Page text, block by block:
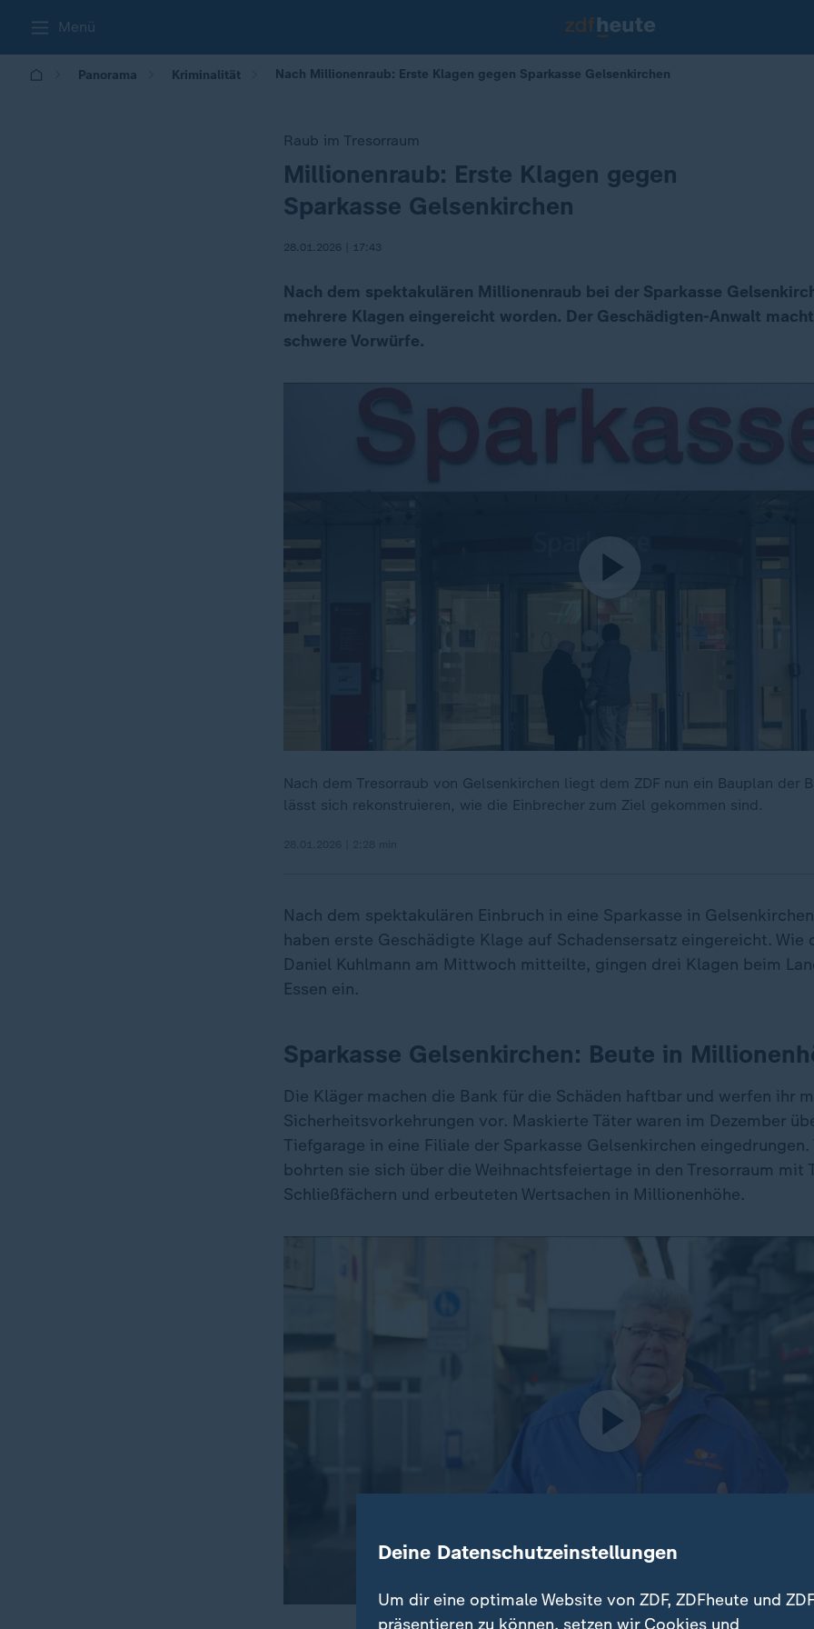
Menü
Panorama Kriminalität Nach Millionenraub: Erste Klagen gegen Sparkasse Gelsenkirchen
Raub im Tresorraum
:Millionenraub: Erste Klagen gegen
Sparkasse Gelsenkirchen
28.01.2026 | 17:43
Nach dem spektakulären Millionenraub bei der Sparkasse
mehrere Klagen eingereicht worden. Der Geschädigten-Anwalt
schwere Vorwürfe.
Nach dem Tresorraub von Gelsenkirchen liegt dem ZDF nun ein Bauplan der
lässt sich rekonstruieren, wie die Einbrecher zum Ziel gekommen sind.
Nach dem spektakulären Einbruch in eine Sparkasse in
haben erste Geschädigte Klage auf Schadensersatz eingereicht. Wie
Daniel Kuhlmann am Mittwoch mitteilte, gingen drei Klagen beim
Essen ein.
Sparkasse Gelsenkirchen: Beute in
Die Kläger machen die Bank für die Schäden haftbar und werfen ihr
Sicherheitsvorkehrungen vor. Maskierte Täter waren im Dezember
Tiefgarage in eine Filiale der Sparkasse Gelsenkirchen
bohrten sie sich über die Weihnachtsfeiertage in den Tresorraum mit
Schließfächern und erbeuteten Wertsachen in Millionenhöhe.
Deine Datenschutzeinstellungen
Um dir eine optimale Website von ZDF, ZDFheute und
präsentieren zu können, setzen wir Cookies und